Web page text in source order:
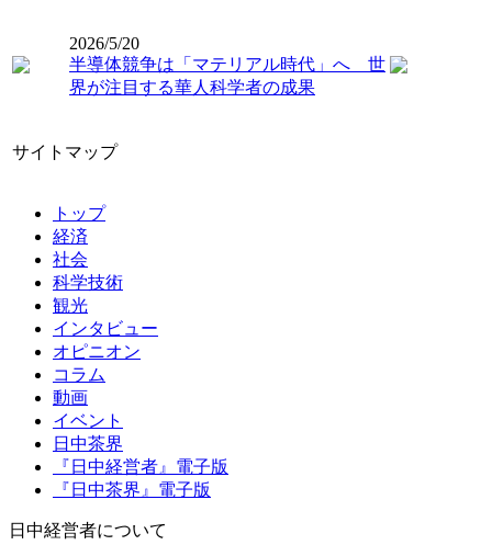
2026/5/20
半導体競争は「マテリアル時代」へ 世
界が注目する華人科学者の成果
サイトマップ
トップ
経済
社会
科学技術
観光
インタビュー
オピニオン
コラム
動画
イベント
日中茶界
『日中経営者』電子版
『日中茶界』電子版
日中経営者について